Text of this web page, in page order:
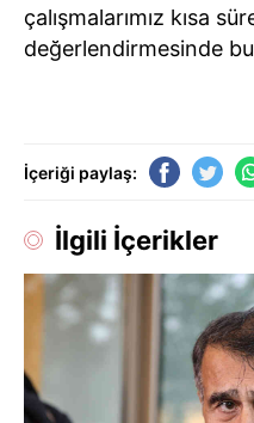
çalışmalarımız kısa
değerlendirmesinde
İçeriği paylaş:
İlgili İçerikler